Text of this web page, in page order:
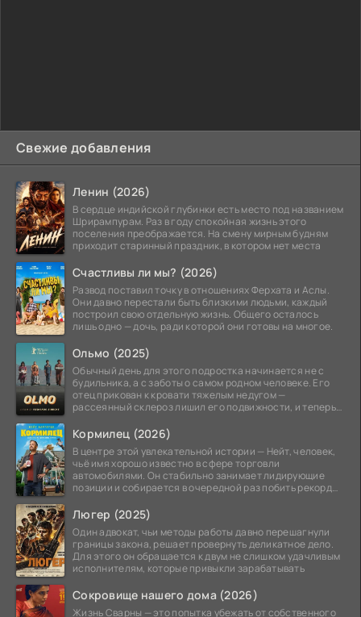
Свежие добавления
Ленин (2026)
В сердце индийской глубинки есть место под названием
Шрирампурам. Раз в году спокойная жизнь этого
поселения преображается. На смену мирным будням
приходит старинный праздник, в котором нет места
Счастливы ли мы? (2026)
Развод поставил точку в отношениях Ферхата и Аслы.
Они давно перестали быть близкими людьми, каждый
построил свою отдельную жизнь. Общего осталось
лишь одно — дочь, ради которой они готовы на многое.
Ольмо (2025)
Обычный день для этого подростка начинается не с
будильника, а с заботы о самом родном человеке. Его
отец прикован к кровати тяжелым недугом —
рассеянный склероз лишил его подвижности, и теперь
Кормилец (2026)
В центре этой увлекательной истории — Нейт, человек,
чьё имя хорошо известно в сфере торговли
автомобилями. Он стабильно занимает лидирующие
позиции и собирается в очередной раз побить рекорд
Люгер (2025)
Один адвокат, чьи методы работы давно перешагнули
границы закона, решает провернуть деликатное дело.
Для этого он обращается к двум не слишком удачливым
исполнителям, которые привыкли зарабатывать
Сокровище нашего дома (2026)
Жизнь Сварны — это попытка убежать от собственного